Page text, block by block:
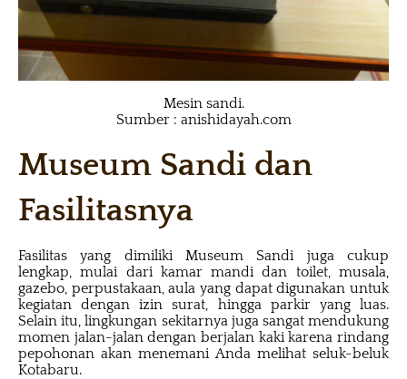
Mesin sandi.
Sumber : anishidayah.com
Museum Sandi dan
Fasilitasnya
Fasilitas yang dimiliki Museum Sandi juga cukup
lengkap, mulai dari kamar mandi dan toilet, musala,
gazebo, perpustakaan, aula yang dapat digunakan untuk
kegiatan dengan izin surat, hingga parkir yang luas.
Selain itu, lingkungan sekitarnya juga sangat mendukung
momen jalan-jalan dengan berjalan kaki karena rindang
pepohonan akan menemani Anda melihat seluk-beluk
Kotabaru.